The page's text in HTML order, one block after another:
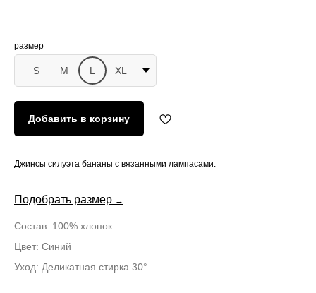
размер
S M L XL
Добавить в корзину
Джинсы силуэта бананы с вязанными лампасами.
Подобрать размер →
Состав: 100% хлопок
Цвет: Синий
Уход: Деликатная стирка 30°